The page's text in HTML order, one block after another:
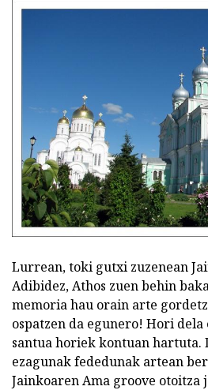
Lurrean, toki gutxi zuzenean
Adibidez, Athos zuen behin
memoria hau orain arte
ospatzen da egunero! Hori
santua horiek kontuan hartuta.
ezagunak fededunak artean
Jainkoaren Ama groove otoitza